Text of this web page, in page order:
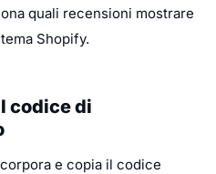
quali recensioni mostrare
Shopify.
codice di
e copia il codice